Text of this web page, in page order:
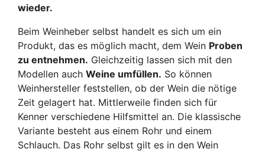
wieder.
Beim Weinheber selbst handelt es sich um ein
Produkt, das es möglich macht, dem Wein Proben
zu entnehmen. Gleichzeitig lassen sich mit den
Modellen auch Weine umfüllen. So können
Weinhersteller feststellen, ob der Wein die nötige
Zeit gelagert hat. Mittlerweile finden sich für
Kenner verschiedene Hilfsmittel an. Die klassische
Variante besteht aus einem Rohr und einem
Schlauch. Das Rohr selbst gilt es in den Wein